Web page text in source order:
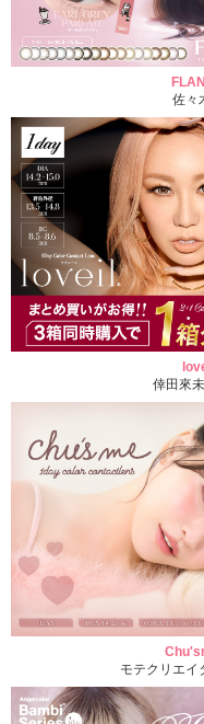
佐々
倖田來
モテクリエイ